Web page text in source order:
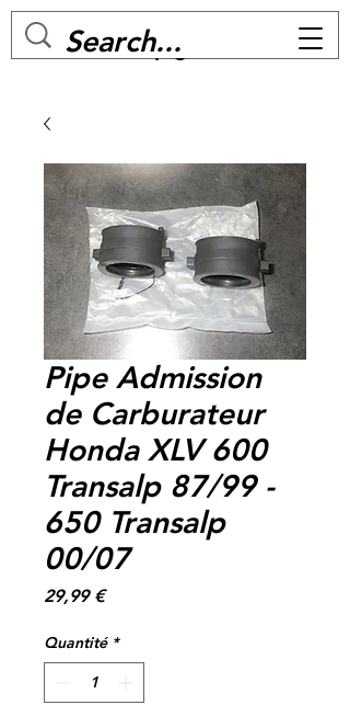
MC BIKE Perpignan
Pipe Admission
de Carburateur
Honda XLV 600
Transalp 87/99 -
650 Transalp
00/07
29,99 €Prix
Quantité *